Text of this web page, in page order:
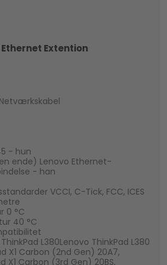
Ethernet Extention
- hun
ende) Lenovo Ethernet-
- han
VCCI, C-Tick, FCC, ICES
0 °C
40 °C
L380Lenovo ThinkPad L380
X1 Carbon (2nd Gen) 20A7,
X1 Carbon (3rd Gen) 20BS,